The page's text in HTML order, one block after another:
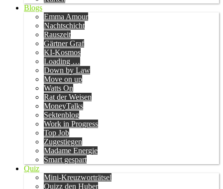
Blogs
Emma Amour
Nachtschicht
Rauszeit
Gärtner Graf
KI-Kosmos
Loading …
Down by Law
Move on up
Watts On
Rat der Weisen
MoneyTalks
Sektenblog
Work in Progress
Top Job
Zugestiegen
Madame Energie
Smart gespart
Quiz
Mini-Kreuzworträtsel
Quizz den Huber